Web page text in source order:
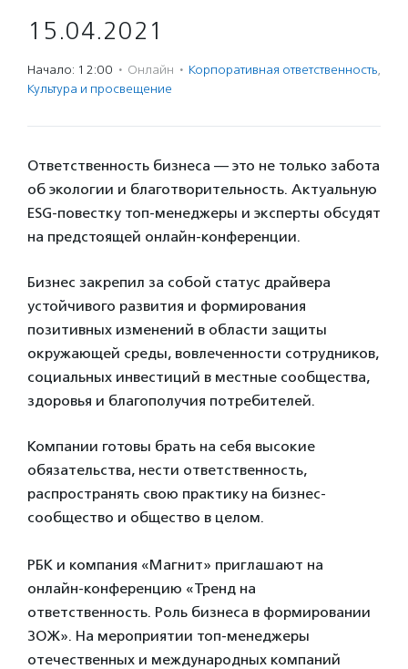
15.04.2021
Начало: 12:00 · Онлайн · Корпоративная ответственность,
Культура и просвещение
Ответственность бизнеса — это не только забота
об экологии и благотворительность. Актуальную
ESG-повестку топ-менеджеры и эксперты обсудят
на предстоящей онлайн-конференции.
Бизнес закрепил за собой статус драйвера
устойчивого развития и формирования
позитивных изменений в области защиты
окружающей среды, вовлеченности сотрудников,
социальных инвестиций в местные сообщества,
здоровья и благополучия потребителей.
Компании готовы брать на себя высокие
обязательства, нести ответственность,
распространять свою практику на бизнес-
сообщество и общество в целом.
РБК и компания «Магнит» приглашают на
онлайн-конференцию «Тренд на
ответственность. Роль бизнеса в формировании
ЗОЖ». На мероприятии топ-менеджеры
отечественных и международных компаний